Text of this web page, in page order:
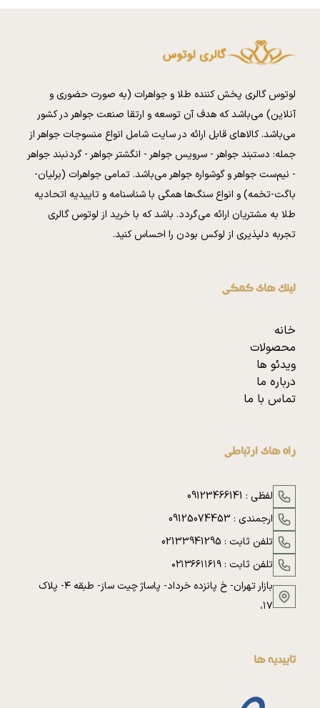
لوتوس گالری پخش کننده طلا و جواهرات (به صورت حضوری و
آنلاین) می‌باشد که هدف آن توسعه و ارتقا صنعت جواهر در کشور
می‌باشد. کالا‌های قابل ارائه در سایت شامل انواع منسوجات جواهر از
جمله: دستبند جواهر - سرویس جواهر - انگشتر جواهر - گردنبند جواهر
- نیم‌ست جواهر و گوشواره جواهر می‌باشد. تمامی جواهرات (برلیان-
باگت-تخمه) و انواع سنگ‌ها همگی با شناسنامه و تاییدیه اتحادیه
طلا به مشتریان ارائه می‌گردد. باشد که با خرید از لوتوس گالری
تجربه دلپذیری از لوکس بودن را احساس کنید.
لینک های کمکی
خانه
محصولات
ویدئو ها
درباره ما
تماس با ما
راه های ارتباطی
لفظی : 09123466141
ارجمندی : 09125074453
تلفن ثابت : 02133941295
تلفن ثابت :۰۲۱۳۶۶۱۱۶۱۹
بازار تهران- خ پانزده خرداد- پاساژ چیت ساز- طبقه ۴- پلاک
۱۷،
تاییدیه ها